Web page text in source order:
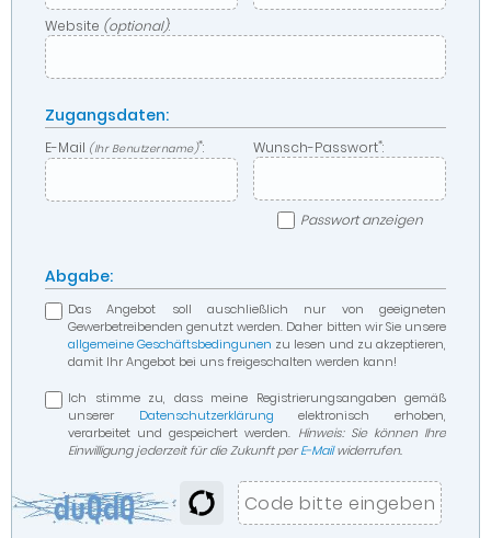
Website (optional):
Zugangsdaten:
E-Mail (Ihr Benutzername)*: Wunsch-Passwort*:
Passwort anzeigen
Abgabe:
Das Angebot soll auschließlich nur von geeigneten
Gewerbetreibenden genutzt werden. Daher bitten wir Sie unsere
allgemeine Geschäftsbedingunen zu lesen und zu akzeptieren,
damit Ihr Angebot bei uns freigeschalten werden kann!
Ich stimme zu, dass meine Registrierungsangaben gemäß
unserer Datenschutzerklärung elektronisch erhoben,
verarbeitet und gespeichert werden. Hinweis: Sie können Ihre
Einwilligung jederzeit für die Zukunft perE-Mailwiderrufen.